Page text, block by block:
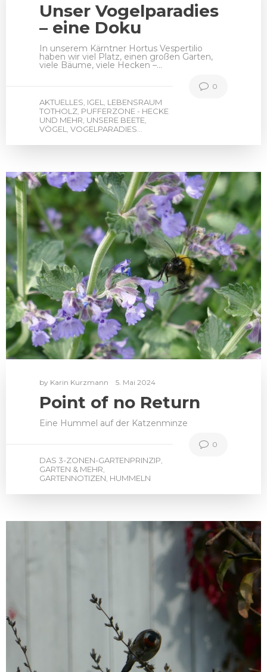
Unser Vogelparadies
– eine Doku
In unserem Kärntner Hortus Vespertilio
haben wir viel Platz, einen großen Garten,
viele Bäume, viele Hecken –…
AKTUELLES, IGEL, LEBENSRAUM
TOTHOLZ, PUFFERZONE - HECKE
UND MEHR, UNSERE BEETE,
VÖGEL, VOGELPARADIES...
0
by Karin Kurzmann 5. Mai 2024
Point of no Return
Eine Hummel auf der Katzenminze
DAS 3-ZONEN-GARTENPRINZIP,
GARTEN & MEHR,
GARTENNOTIZEN, HUMMELN
0